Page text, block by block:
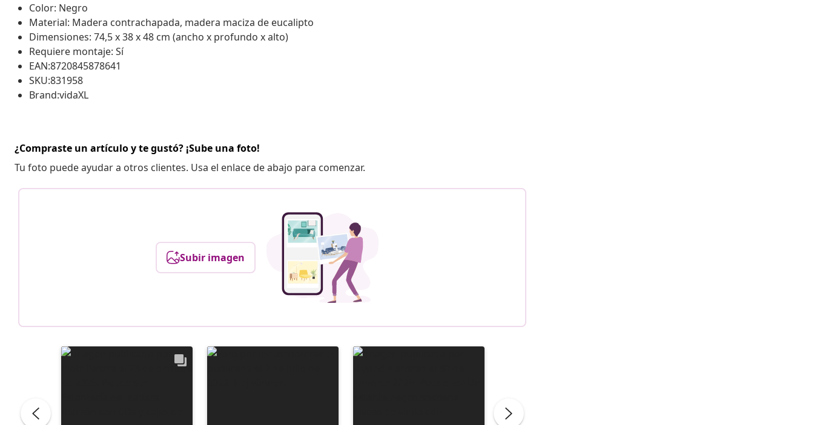
Color: Negro
Material: Madera contrachapada, madera maciza de eucalipto
Dimensiones: 74,5 x 38 x 48 cm (ancho x profundo x alto)
Requiere montaje: Sí
EAN:8720845878641
SKU:831958
Brand:vidaXL
¿Compraste un artículo y te gustó? ¡Sube una foto!
Tu foto puede ayudar a otros clientes. Usa el enlace de abajo para comenzar.
Subir imagen